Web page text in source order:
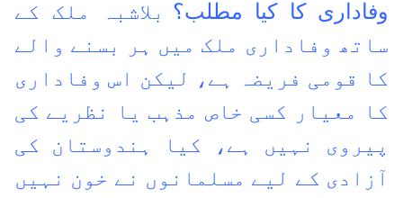
وفاداری کا کیا مطلب؟
بلاشبہ ملک کے
ساتھ وفاداری ملک میں ہر بسنے والے
کا قومی فریضہ ہے، لیکن اس وفاداری
کا معیار کسی خاص مذہب یا نظریے کی
پیروی نہیں ہے، کیا ہندوستان کی
آزادی کے لیے مسلمانوں نے خون نہیں